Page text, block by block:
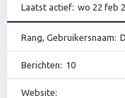
Laatst actief wo 22 feb
Rang, Gebruikersnaam
Berichten 10
Website